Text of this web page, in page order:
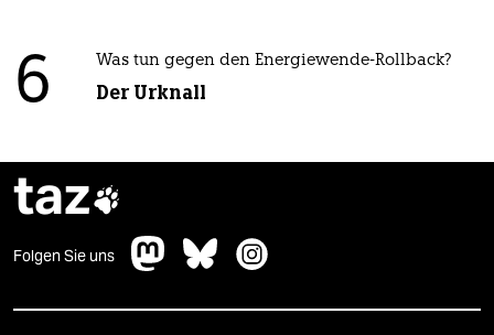
6 Was tun gegen den Energiewende-Rollback?
Der Urknall
taz
Folgen Sie uns